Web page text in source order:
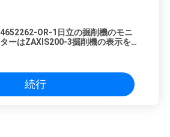
4652262-OR-1日立の掘削機のモニ
ターはZAXIS200-3掘削機の表示を
続行